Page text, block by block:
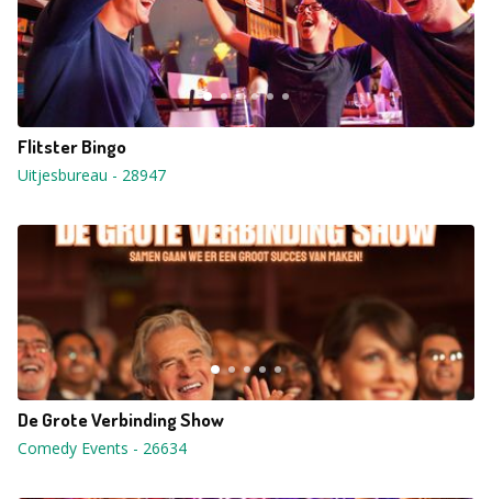
Flitster Bingo
Uitjesbureau - 28947
De Grote Verbinding Show
Comedy Events - 26634